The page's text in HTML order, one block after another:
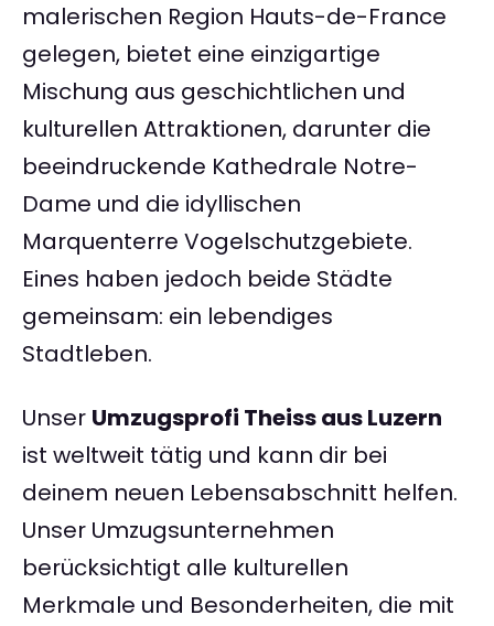
malerischen Region Hauts-de-France
gelegen, bietet eine einzigartige
Mischung aus geschichtlichen und
kulturellen Attraktionen, darunter die
beeindruckende Kathedrale Notre-
Dame und die idyllischen
Marquenterre Vogelschutzgebiete.
Eines haben jedoch beide Städte
gemeinsam: ein lebendiges
Stadtleben.
Unser Umzugsprofi Theiss aus Luzern
ist weltweit tätig und kann dir bei
deinem neuen Lebensabschnitt helfen.
Unser Umzugsunternehmen
berücksichtigt alle kulturellen
Merkmale und Besonderheiten, die mit